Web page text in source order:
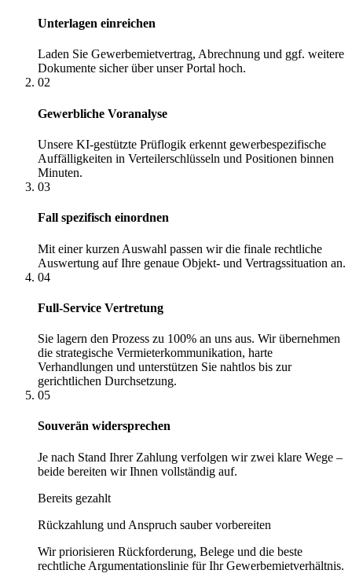
Unterlagen einreichen
Laden Sie Gewerbemietvertrag, Abrechnung und ggf. weitere
Dokumente sicher über unser Portal hoch.
02
Gewerbliche Voranalyse
Unsere KI-gestützte Prüflogik erkennt gewerbespezifische
Auffälligkeiten in Verteilerschlüsseln und Positionen binnen
Minuten.
03
Fall spezifisch einordnen
Mit einer kurzen Auswahl passen wir die finale rechtliche
Auswertung auf Ihre genaue Objekt- und Vertragssituation an.
04
Full-Service Vertretung
Sie lagern den Prozess zu 100% an uns aus. Wir übernehmen
die strategische Vermieterkommunikation, harte
Verhandlungen und unterstützen Sie nahtlos bis zur
gerichtlichen Durchsetzung.
05
Souverän widersprechen
Je nach Stand Ihrer Zahlung verfolgen wir zwei klare Wege –
beide bereiten wir Ihnen vollständig auf.
Bereits gezahlt
Rückzahlung und Anspruch sauber vorbereiten
Wir priorisieren Rückforderung, Belege und die beste
rechtliche Argumentationslinie für Ihr Gewerbemietverhältnis.